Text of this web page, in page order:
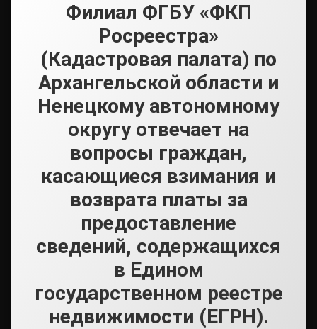
Филиал ФГБУ «ФКП
Росреестра»
(Кадастровая палата) по
Архангельской области и
Ненецкому автономному
округу отвечает на
вопросы граждан,
касающиеся взимания и
возврата платы за
предоставление
сведений, содержащихся
в Едином
государственном реестре
недвижимости (ЕГРН).